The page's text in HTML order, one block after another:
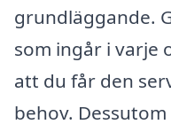
grundläggande.
som ingår i varje
att du får den
behov.